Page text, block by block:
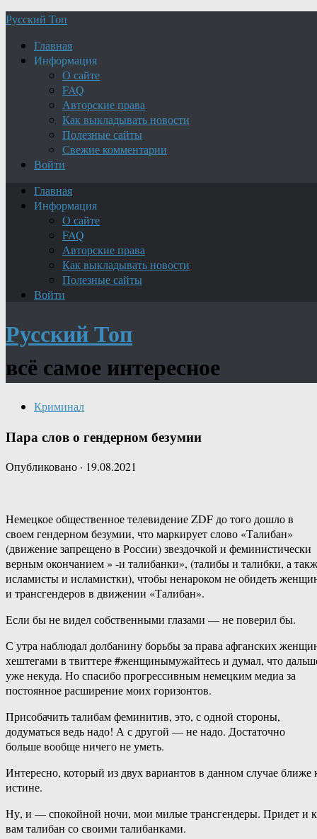
Русский Топ
Главная
Информация
О сайте
FAQ
Авторские права
Как выкладывать новости
Полезные сайты
Свежие комментарии
Войти
Главная
Информация
О сайте
FAQ
Авторские права
Как выкладывать новости
Полезные сайты
Войти
Русский Топ
всё самое интересное
Криминал
Пара слов о гендерном безумии
Опубликовано · 19.08.2021
Немецкое общественное телевидение ZDF до того дошло в
своем гендерном безумии, что маркирует слово «Талибан»
(движение запрещено в России) звездочкой и феминистически
верным окончанием » -и талибанки», (талибы и талибки, а
исламисты и исламистки), чтобы ненароком не обидеть
и трансгендеров в движении «Талибан».
Если бы не видел собственными глазами — не поверил бы.
С утра наблюдал долбанину борьбы за права афганских
хештегами в твиттере #женщинымужайтесь и думал, что
уже некуда. Но спасибо прогрессивным немецким медиа за
постоянное расширение моих горизонтов.
Присобачить талибам феминитив, это, с одной стороны,
додуматься ведь надо! А с другой — не надо. Достаточно
больше вообще ничего не уметь.
Интересно, который из двух вариантов в данном случае ближе
истине.
Ну, и — спокойной ночи, мои милые трансгендеры. Придет и к
вам талибан со своими талибанками.